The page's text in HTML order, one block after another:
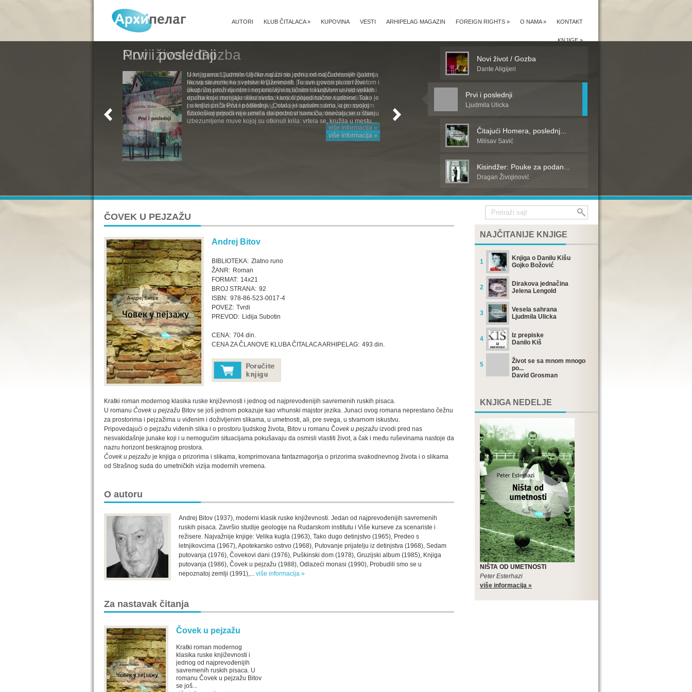
KONTAKT
O NAMA»
FOREIGN RIGHTS »
ARHIPELAG MAGAZIN
VESTI
KUPOVINA
KLUB ČITALACA»
AUTORI
KNJIGE»
Prvi i poslednji
U knjigama Ljudmile Ulicke nalazi se jedna od najčudesnijih galerija
likova savremene svetske književnosti. Tu sve govori punim životom i
ukupnim proživljenim i neponovljivim ličnim iskustvom usred velikih
epoha koje menjaju sliku sveta, kamoli pojedinačne sudbine. Tako je
i u knjizi priča Prvi i poslednji. „Ostala je sasvim sama, a po svojoj
fiziološkoj prirodi nije umela da podnosi samoću, osećala se u stanju
izbezumljene muve kojoj su otkinuli krila: vrtela se, kružila u mestu,...
više informacija »
Novi život / Gozba
Dante Aligijeri
Prvi i poslednji
Ljudmila Ulicka
Čitajući Homera, poslednj...
Milisav Savić
Kisindžer: Pouke za podan...
Dragan Živojinović
ČOVEK U PEJZAŽU
Andrej Bitov
BIBLIOTEKA: Zlatno runo
ŽANR: Roman
FORMAT: 14x21
BROJ STRANA: 92
ISBN: 978-86-523-0017-4
POVEZ: Tvrdi
PREVOD: Lidija Subotin
CENA: 704 din.
CENA ZA ČLANOVE KLUBA ČITALACA ARHIPELAG: 493 din.
Kratki roman modernog klasika ruske književnosti i jednog od najprevođenijih savremenih ruskih pisaca.
U romanu Čovek u pejzažu Bitov se još jednom pokazuje kao vrhunski majstor jezika. Junaci ovog romana neprestano čežnu
za prostorima i pejzažima u viđenim i doživljenim slikama, u umetnosti, ali, pre svega, u stvarnom iskustvu.
Pripovedajući o pejzažu viđenih slika i o prostoru ljudskog života, Bitov u romanu Čovek u pejzažu izvodi pred nas
nesvakidašnje junake koji i u nemogućim situacijama pokušavaju da osmisli vlastiti život, a čak i među ruševinama nastoje da
nazru horizont beskrajnog prostora.
Čovek u pejzažu je knjiga o prizorima i slikama, komprimovana fantazmagorija o prizorima svakodnevnog života i o slikama
od Strašnog suda do umetničkih vizija modernih vremena.
O autoru
Andrej Bitov (1937), moderni klasik ruske književnosti. Jedan od najprevođenijih savremenih
ruskih pisaca. Završio studije geologije na Rudarskom institutu i Više kurseve za scenariste i
režisere. Najvažnije knjige: Velika kugla (1963), Tako dugo detinjstvo (1965), Predeo s
letnjikovcima (1967), Apotekarsko ostrvo (1968), Putovanje prijatelju iz detinjstva (1968), Sedam
putovanja (1976), Čovekovi dani (1976), Puškinski dom (1978), Gruzijski album (1985), Knjiga
putovanja (1986), Čovek u pejzažu (1988), Odlazeći monasi (1990), Probudili smo se u
nepoznatoj zemlji (1991),... više informacija »
Za nastavak čitanja
Čovek u pejzažu
Kratki roman modernog
klasika ruske književnosti i
jednog od najprevođenijih
savremenih ruskih pisaca. U
romanu Čovek u pejzažu Bitov
se još...
NAJČITANIJE KNJIGE
1
Knjiga o Danilu Kišu
Gojko Božović
2
Dirakova jednačina
Jelena Lengold
3
Vesela sahrana
Ljudmila Ulicka
4
Iz prepiske
Danilo Kiš
5
Život se sa mnom mnogo
po...
David Grosman
KNJIGA NEDELJE
NIŠTA OD UMETNOSTI
Peter Esterhazi
više informacija »